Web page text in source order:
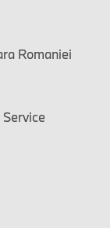
Romaniei